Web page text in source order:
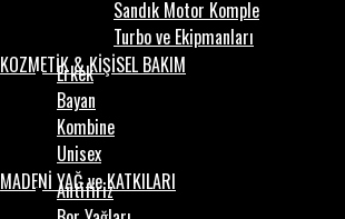
Sandık Motor Komple
Turbo ve Ekipmanları
KOZMETİK & KİŞİSEL BAKIM
Erkek
Bayan
Kombine
Unisex
MADENİ YAĞ ve KATKILARI
Antifiriz